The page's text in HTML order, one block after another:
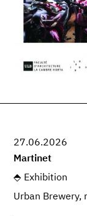
27.06.2026
Martinet
Exhibition
Urban Brewery,